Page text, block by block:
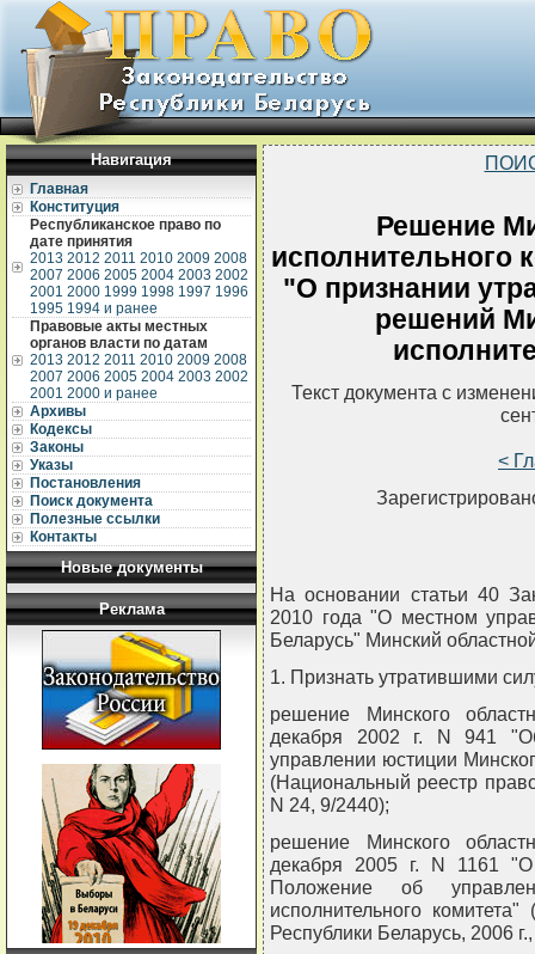
Навигация
Главная
Конституция
Республиканское право по
дате принятия
2013 2012 2011 2010 2009 2008
2007 2006 2005 2004 2003 2002
2001 2000 1999 1998 1997 1996
1995 1994 и ранее
Правовые акты местных
органов власти по датам
2013 2012 2011 2010 2009 2008
2007 2006 2005 2004 2003 2002
2001 2000 и ранее
Архивы
Кодексы
Законы
Указы
Постановления
Поиск документа
Полезные ссылки
Контакты
Новые документы
Реклама
Решение
исполнительного
"О признании
решений
Текст документа с
<
На основании статьи 40
2010 года "О местном
Беларусь" Минский
1. Признать утратившими
решение Минского
декабря 2002 г. N 941
управлении юстиции
(Национальный реестр
N 24, 9/2440);
решение Минского
декабря 2005 г. N 1161
Положение об
исполнительного
Республики Беларусь, 2006